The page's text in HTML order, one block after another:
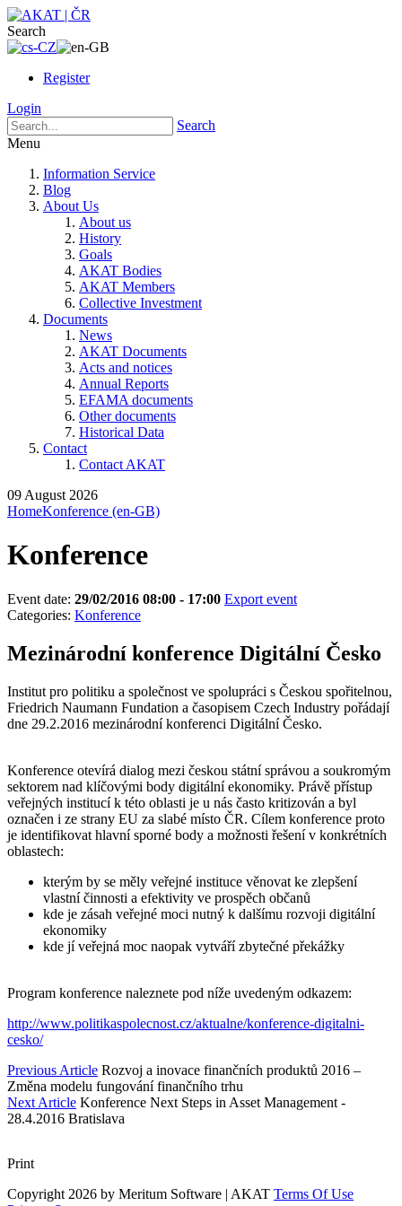
Search
Register
Login
Search
Menu
Information Service
Blog
About Us
About us
History
Goals
AKAT Bodies
AKAT Members
Collective Investment
Documents
News
AKAT Documents
Acts and notices
Annual Reports
EFAMA documents
Other documents
Historical Data
Contact
Contact AKAT
09 August 2026
HomeKonference (en-GB)
Konference
Event date: 29/02/2016 08:00 - 17:00 Export event
Categories: Konference
Mezinárodní konference Digitální Česko
Institut pro politiku a společnost ve spolupráci s Českou spořitelnou,
Friedrich Naumann Fundation a časopisem Czech Industry pořádají
dne 29.2.2016 mezinárodní konferenci Digitální Česko.
Konference otevírá dialog mezi českou státní správou a soukromým
sektorem nad klíčovými body digitální ekonomiky. Právě přístup
veřejných institucí k této oblasti je u nás často kritizován a byl
označen i ze strany EU za slabé místo ČR. Cílem konference proto
je identifikovat hlavní sporné body a možnosti řešení v konkrétních
oblastech:
kterým by se měly veřejné instituce věnovat ke zlepšení
vlastní činnosti a efektivity ve prospěch občanů
kde je zásah veřejné moci nutný k dalšímu rozvoji digitální
ekonomiky
kde jí veřejná moc naopak vytváří zbytečné překážky
Program konference naleznete pod níže uvedeným odkazem:
http://www.politikaspolecnost.cz/aktualne/konference-digitalni-
cesko/
Previous Article Rozvoj a inovace finančních produktů 2016 –
Změna modelu fungování finančního trhu
Next Article Konference Next Steps in Asset Management -
28.4.2016 Bratislava
Print
Copyright 2026 by Meritum Software | AKAT Terms Of Use